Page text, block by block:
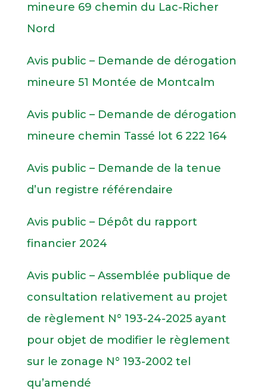
mineure 69 chemin du Lac-Richer
Nord
Avis public – Demande de dérogation
mineure 51 Montée de Montcalm
Avis public – Demande de dérogation
mineure chemin Tassé lot 6 222 164
Avis public – Demande de la tenue
d’un registre référendaire
Avis public – Dépôt du rapport
financier 2024
Avis public – Assemblée publique de
consultation relativement au projet
de règlement N° 193-24-2025 ayant
pour objet de modifier le règlement
sur le zonage N° 193-2002 tel
qu’amendé